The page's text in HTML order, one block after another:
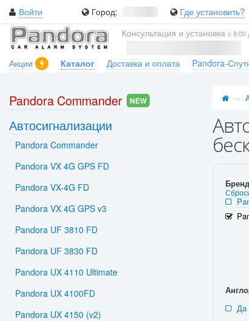
Войти Город: Где установить?
Консультация и установка с 8:00
Акции
Каталог Доставка и оплата Pandora-
Бренд
Да
Pandora Commander NEW
Автосигнализации
Pandora Commander
Pandora VX 4G GPS FD
Pandora VX-4G FD
Pandora VX 4G GPS v3
Pandora UF 3810 FD
Pandora UF 3830 FD
Pandora UX 4110 Ultimate
Pandora UX 4100FD
Pandora UX 4150 (v2)